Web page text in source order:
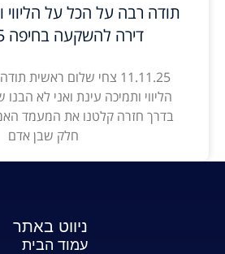
תודה רבה על הכל על הליווי
דירה להשקעה בחיפה 11.11.25
11.11.25 צחי שלום
הליווי ותמיכה עינת ואני לא
בדרך חזרה קלטנו את המעמד
חלק שבן אדם
ניווט באתר
עמוד הבית